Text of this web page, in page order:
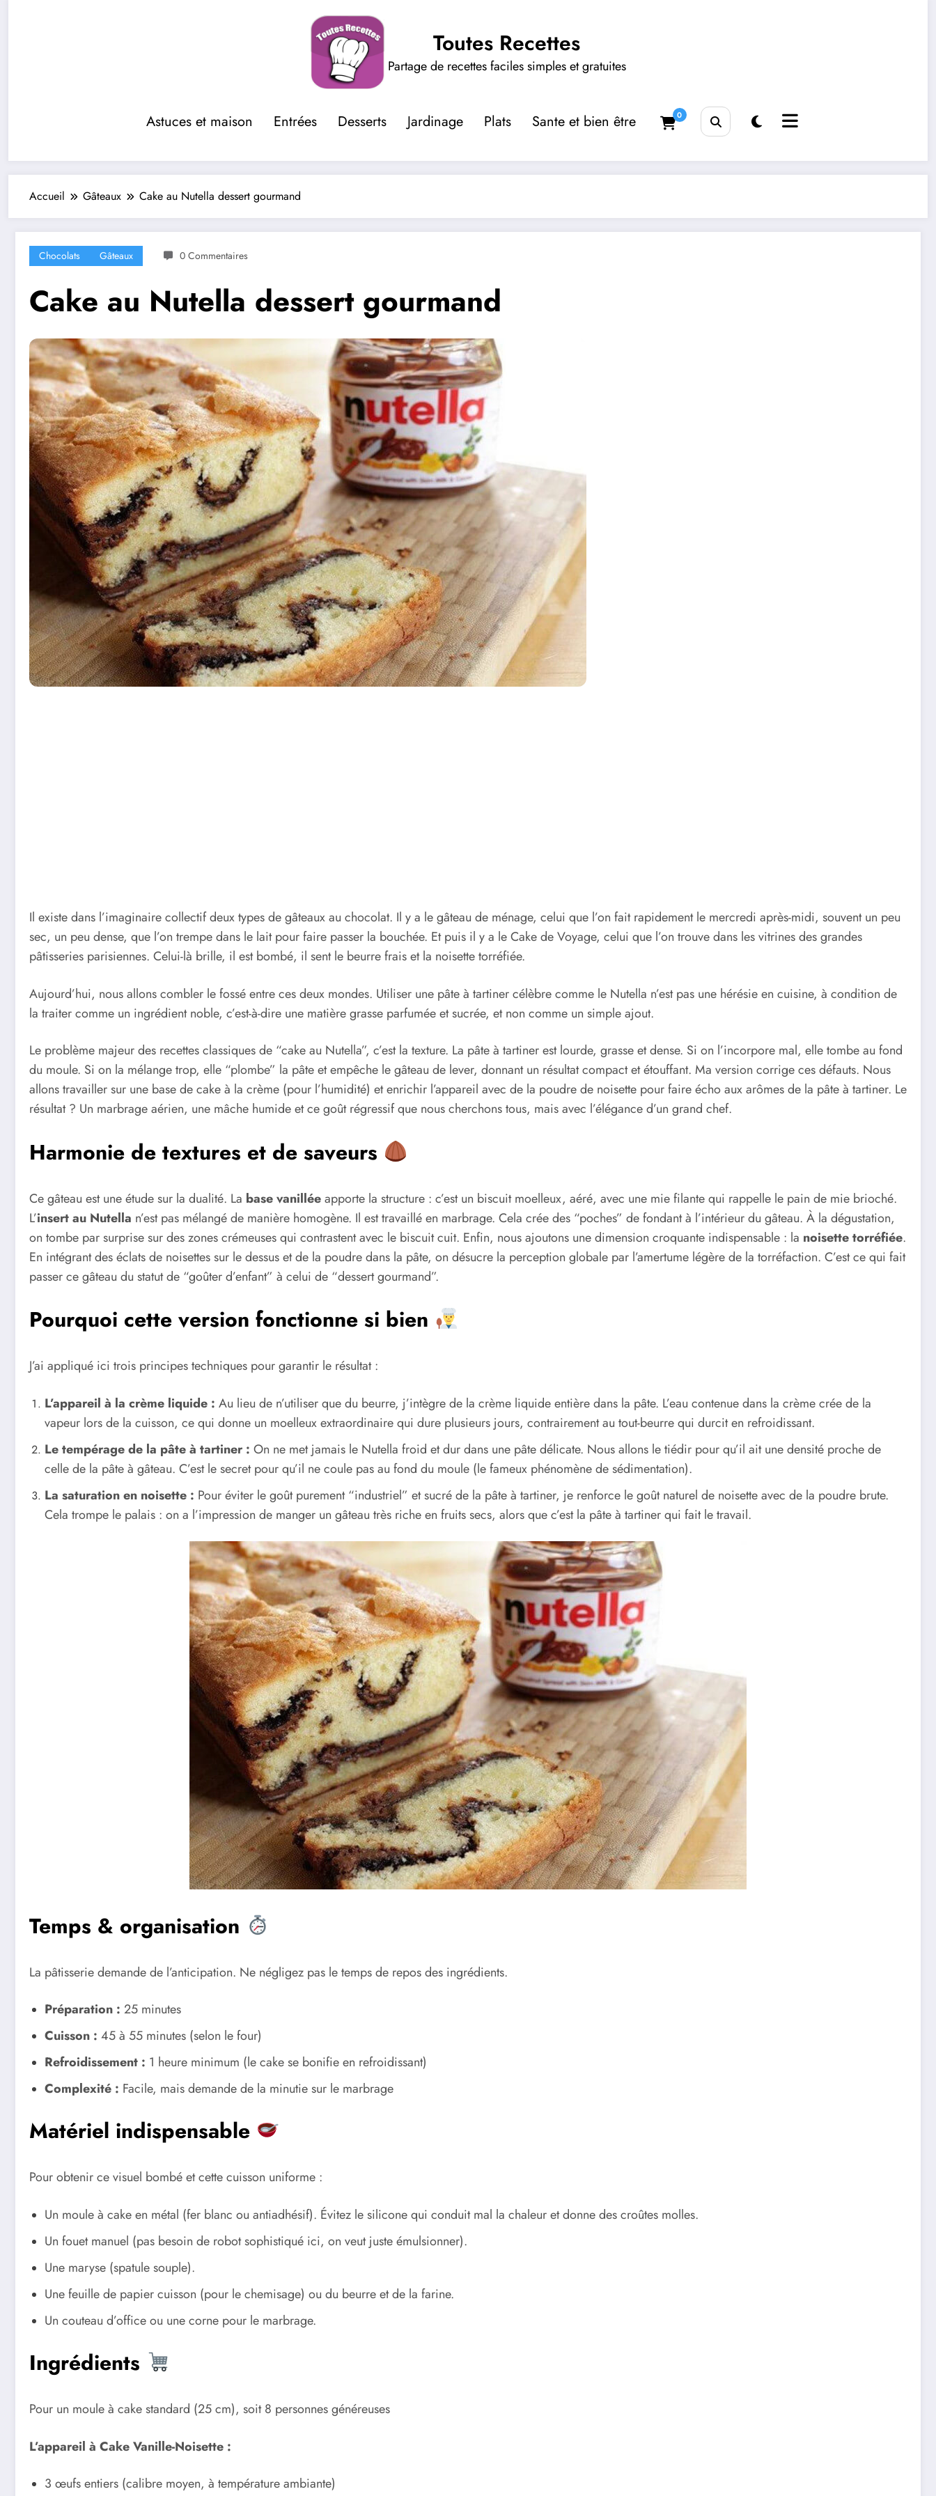
Toutes Recettes
Partage de recettes faciles simples et gratuites
Astuces et maison Entrées Desserts Jardinage Plats Sante et bien être 0
Accueil Gâteaux Cake au Nutella dessert gourmand
Chocolats Gâteaux 0 Commentaires
Cake au Nutella dessert gourmand
Il existe dans l’imaginaire collectif deux types de gâteaux au chocolat. Il y a le gâteau de ménage, celui que l’on fait rapidement le mercredi après-midi, souvent un peu
sec, un peu dense, que l’on trempe dans le lait pour faire passer la bouchée. Et puis il y a le Cake de Voyage, celui que l’on trouve dans les vitrines des grandes
pâtisseries parisiennes. Celui-là brille, il est bombé, il sent le beurre frais et la noisette torréfiée.
Aujourd’hui, nous allons combler le fossé entre ces deux mondes. Utiliser une pâte à tartiner célèbre comme le Nutella n’est pas une hérésie en cuisine, à condition de
la traiter comme un ingrédient noble, c’est-à-dire une matière grasse parfumée et sucrée, et non comme un simple ajout.
Le problème majeur des recettes classiques de “cake au Nutella”, c’est la texture. La pâte à tartiner est lourde, grasse et dense. Si on l’incorpore mal, elle tombe au fond
du moule. Si on la mélange trop, elle “plombe” la pâte et empêche le gâteau de lever, donnant un résultat compact et étouffant. Ma version corrige ces défauts. Nous
allons travailler sur une base de cake à la crème (pour l’humidité) et enrichir l’appareil avec de la poudre de noisette pour faire écho aux arômes de la pâte à tartiner. Le
résultat ? Un marbrage aérien, une mâche humide et ce goût régressif que nous cherchons tous, mais avec l’élégance d’un grand chef.
Harmonie de textures et de saveurs
Ce gâteau est une étude sur la dualité. La base vanilléeapporte la structure : c’est un biscuit moelleux, aéré, avec une mie filante qui rappelle le pain de mie brioché.
L’insert au Nutella n’est pas mélangé de manière homogène. Il est travaillé en marbrage. Cela crée des “poches” de fondant à l’intérieur du gâteau. À la dégustation,
on tombe par surprise sur des zones crémeuses qui contrastent avec le biscuit cuit. Enfin, nous ajoutons une dimension croquante indispensable : la noisette torréfiée.
En intégrant des éclats de noisettes sur le dessus et de la poudre dans la pâte, on désucre la perception globale par l’amertume légère de la torréfaction. C’est ce qui fait
passer ce gâteau du statut de “goûter d’enfant” à celui de “dessert gourmand”.
Pourquoi cette version fonctionne si bien
J’ai appliqué ici trois principes techniques pour garantir le résultat :
L’appareil à la crème liquide : Au lieu de n’utiliser que du beurre, j’intègre de la crème liquide entière dans la pâte. L’eau contenue dans la crème crée de la
vapeur lors de la cuisson, ce qui donne un moelleux extraordinaire qui dure plusieurs jours, contrairement au tout-beurre qui durcit en refroidissant.
Le tempérage de la pâte à tartiner : On ne met jamais le Nutella froid et dur dans une pâte délicate. Nous allons le tiédir pour qu’il ait une densité proche de
celle de la pâte à gâteau. C’est le secret pour qu’il ne coule pas au fond du moule (le fameux phénomène de sédimentation).
La saturation en noisette : Pour éviter le goût purement “industriel” et sucré de la pâte à tartiner, je renforce le goût naturel de noisette avec de la poudre brute.
Cela trompe le palais : on a l’impression de manger un gâteau très riche en fruits secs, alors que c’est la pâte à tartiner qui fait le travail.
Temps & organisation
La pâtisserie demande de l’anticipation. Ne négligez pas le temps de repos des ingrédients.
Préparation : 25 minutes
Cuisson : 45 à 55 minutes (selon le four)
Refroidissement : 1 heure minimum (le cake se bonifie en refroidissant)
Complexité : Facile, mais demande de la minutie sur le marbrage
Matériel indispensable
Pour obtenir ce visuel bombé et cette cuisson uniforme :
Un moule à cake en métal (fer blanc ou antiadhésif). Évitez le silicone qui conduit mal la chaleur et donne des croûtes molles.
Un fouet manuel (pas besoin de robot sophistiqué ici, on veut juste émulsionner).
Une maryse (spatule souple).
Une feuille de papier cuisson (pour le chemisage) ou du beurre et de la farine.
Un couteau d’office ou une corne pour le marbrage.
Ingrédients
Pour un moule à cake standard (25 cm), soit 8 personnes généreuses
L’appareil à Cake Vanille-Noisette :
3 œufs entiers (calibre moyen, à température ambiante)